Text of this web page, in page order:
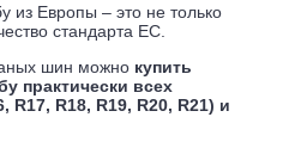
из Европы – это не только
стандарта ЕС.
шин можно купить
практически всех
R17, R18, R19, R20, R21) и